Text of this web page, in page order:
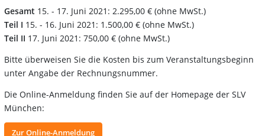
Gesamt 15. - 17. Juni 2021: 2.295,00 € (ohne MwSt.)
Teil I 15. - 16. Juni 2021: 1.500,00 € (ohne MwSt.)
Teil II 17. Juni 2021: 750,00 € (ohne MwSt.)
Bitte überweisen Sie die Kosten bis zum Veranstaltungsbeginn
unter Angabe der Rechnungsnummer.
Die Online-Anmeldung finden Sie auf der Homepage der SLV
München:
Zur Online-Anmeldung